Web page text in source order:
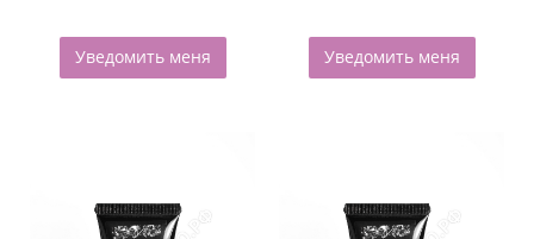
Уведомить меня Уведомить меня